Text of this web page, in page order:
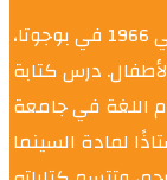
ولد “فرانسيسكو مونتانيا إبانييز” في 1966 في بوجوتا،
درس كتابة
اللغة في جامعة
لمادة السينما